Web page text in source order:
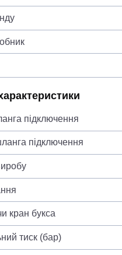
підключення
підключення
кран букса
тиск (бар)